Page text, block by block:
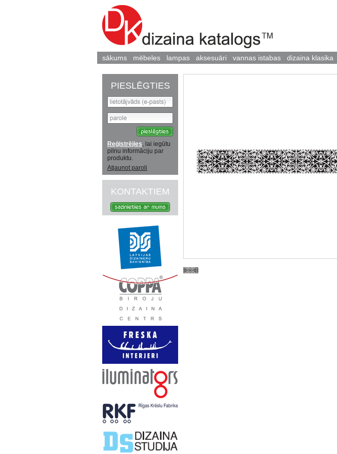
sākums mēbeles lampas aksesuāri vannas istabas dizaina klasika
PIESLĒGTIES
Reģistrējies, lai iegūtu
pilnu informāciju par
produktu.
Atjaunot paroli
KONTAKTIEM